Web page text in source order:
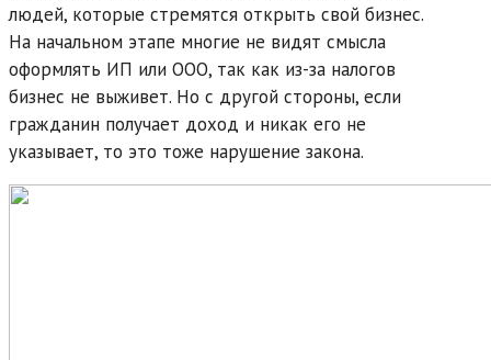
людей, которые стремятся открыть свой бизнес.
На начальном этапе многие не видят смысла
оформлять ИП или ООО, так как из-за налогов
бизнес не выживет. Но с другой стороны, если
гражданин получает доход и никак его не
указывает, то это тоже нарушение закона.